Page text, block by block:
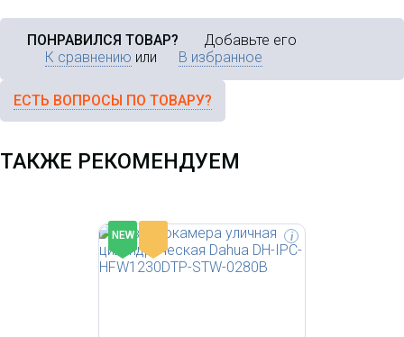
ПОНРАВИЛСЯ ТОВАР? Добавьте его
К сравнению или В избранное
ЕСТЬ ВОПРОСЫ ПО ТОВАРУ?
ТАКЖЕ РЕКОМЕНДУЕМ
NEW i
Уличная купольная IP-